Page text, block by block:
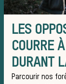
LES
COURRE
DURANT
Parcourir nos